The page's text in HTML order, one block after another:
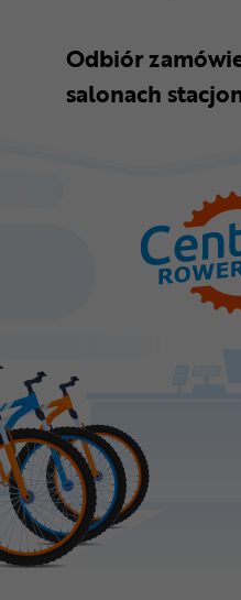
Odbiór
salonach